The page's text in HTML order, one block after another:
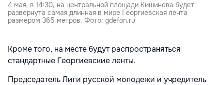
4 мая, в 14:30, на центральной площади Кишинева будет
развернута самая длинная в мире Георгиевская лента
размером 365 метров. Фото: gdefon.ru
Кроме того, на месте будут распространяться
стандартные Георгиевские ленты.
Председатель Лиги русской молодежи и учредитель